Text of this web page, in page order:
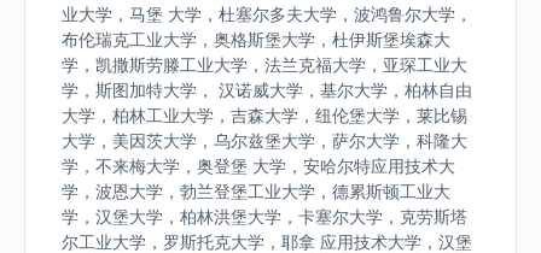
业大学，马堡 大学，杜塞尔多夫大学，波鸿鲁尔大学，
布伦瑞克工业大学，奥格斯堡大学，杜伊斯堡埃森大
学，凯撒斯劳滕工业大学，法兰克福大学，亚琛工业大
学，斯图加特大学， 汉诺威大学，基尔大学，柏林自由
大学，柏林工业大学，吉森大学，纽伦堡大学，莱比锡
大学，美因茨大学，乌尔兹堡大学，萨尔大学，科隆大
学，不来梅大学，奥登堡 大学，安哈尔特应用技术大
学，波恩大学，勃兰登堡工业大学，德累斯顿工业大
学，汉堡大学，柏林洪堡大学，卡塞尔大学，克劳斯塔
尔工业大学，罗斯托克大学，耶拿 应用技术大学，汉堡